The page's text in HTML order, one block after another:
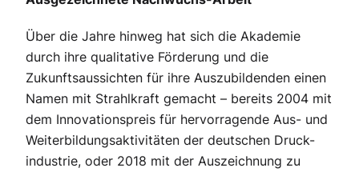
Über die Jahre hinweg hat sich die Akademie
durch ihre qualitative Förderung und die
Zukunftsaussichten für ihre Auszubildenden einen
Namen mit Strahlkraft gemacht – bereits 2004 mit
dem Innovationspreis für hervorragende Aus- und
Weiterbildungsaktivitäten der deutschen Druck-
industrie, oder 2018 mit der Auszeichnung zu